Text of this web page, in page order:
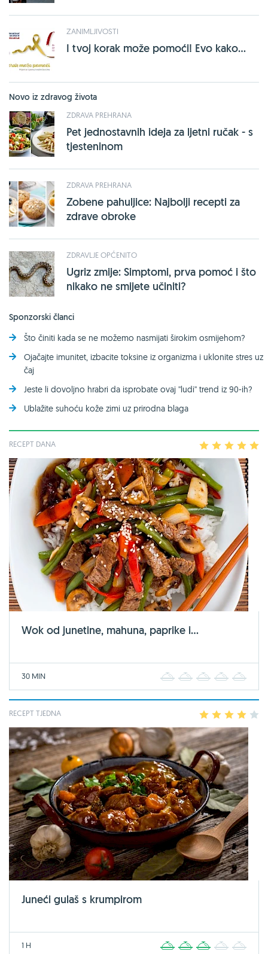
ZANIMLJIVOSTI
I tvoj korak može pomoći! Evo kako...
Novo iz zdravog života
ZDRAVA PREHRANA
Pet jednostavnih ideja za ljetni ručak - s
tjesteninom
ZDRAVA PREHRANA
Zobene pahuljice: Najbolji recepti za
zdrave obroke
ZDRAVLJE OPĆENITO
Ugriz zmije: Simptomi, prva pomoć i što
nikako ne smijete učiniti?
Sponzorski članci
Što činiti kada se ne možemo nasmijati širokim osmijehom?
Ojačajte imunitet, izbacite toksine iz organizma i uklonite stres uz
čaj
Jeste li dovoljno hrabri da isprobate ovaj ''ludi'' trend iz 90-ih?
Ublažite suhoću kože zimi uz prirodna blaga
RECEPT DANA 2 3 4
Wok od junetine, mahuna, paprike i...
30 MIN 2 3 4
RECEPT TJEDNA 2 3 4
Juneći gulaš s krumpirom
1 H 2 3 4